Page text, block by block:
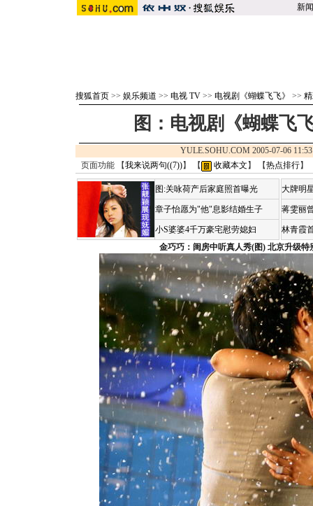
新闻
搜狐首页 >> 娱乐频道 >> 电视 TV >> 电视剧《蝴蝶飞飞》 >>
图：电视剧《蝴蝶飞
YULE.SOHU.COM 2005-07-06
页面功能 【我来说两句((7))】 【 收藏本文 】 【热点排行】
图:关咏荷产后家庭照首曝光
章子怡愿为"他"息影结婚生子
小S婆婆4千万豪宅慰劳媳妇
大牌明
蒋雯丽
林青霞
金巧巧：闺房中听真人秀(图) 北京升级特